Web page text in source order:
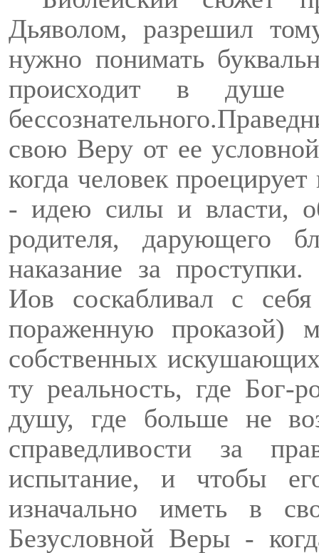
Дьяволом, разрешил
нужно понимать
происходит в душе
бессознательного.
свою Веру от ее
когда человек
- идею силы и власти,
родителя, дарующего
наказание за проступки.
Иов соскабливал с
пораженную проказой)
собственных
ту реальность, где Бог-
душу, где больше не
справедливости за
испытание, и чтобы
изначально иметь в
Безусловной Веры -